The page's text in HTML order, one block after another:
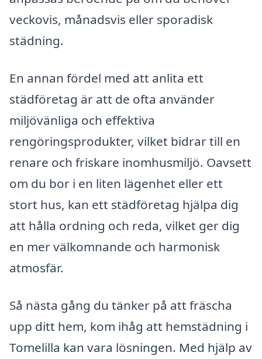
veckovis, månadsvis eller sporadisk
städning.
En annan fördel med att anlita ett
städföretag är att de ofta använder
miljövänliga och effektiva
rengöringsprodukter, vilket bidrar till en
renare och friskare inomhusmiljö. Oavsett
om du bor i en liten lägenhet eller ett
stort hus, kan ett städföretag hjälpa dig
att hålla ordning och reda, vilket ger dig
en mer välkomnande och harmonisk
atmosfär.
Så nästa gång du tänker på att fräscha
upp ditt hem, kom ihåg att hemstädning i
Tomelilla kan vara lösningen. Med hjälp av